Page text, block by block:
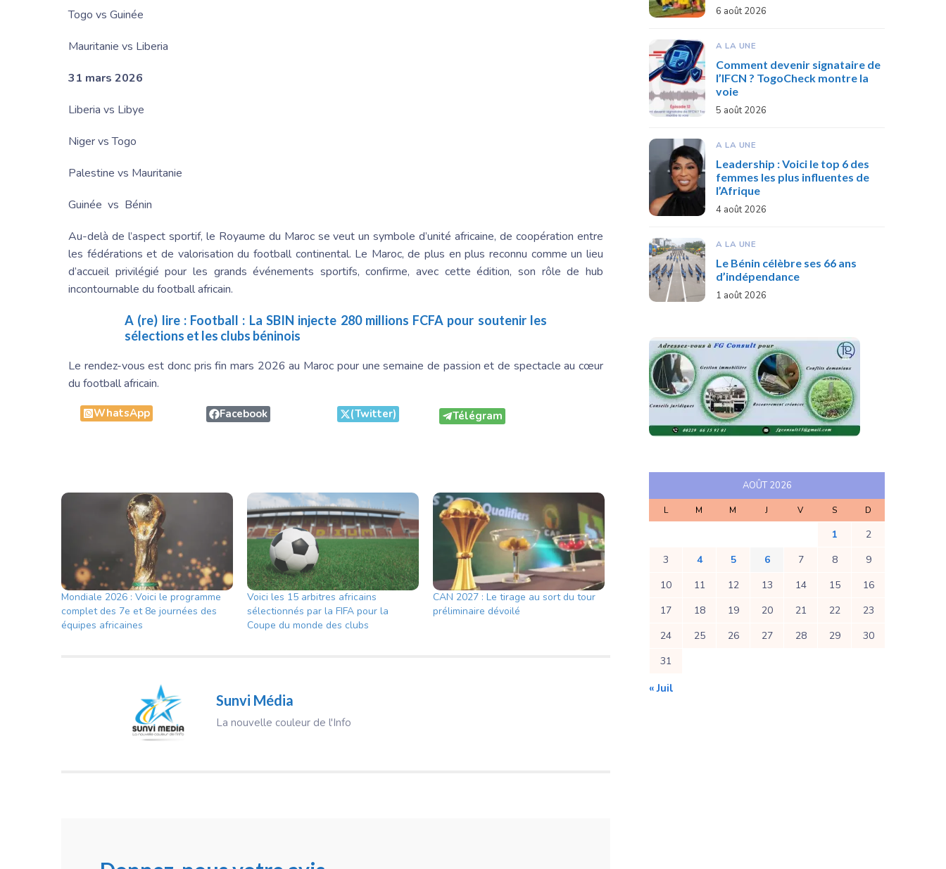
Togo vs Guinée
Mauritanie vs Liberia
31 mars 2026
Liberia vs Libye
Niger vs Togo
Palestine vs Mauritanie
Guinée vs Bénin
Au-delà de l’aspect sportif, le Royaume du Marocse veut un symbole d’unité africaine, de coopération entre
les fédérations et de valorisation du football continental. Le Maroc, de plus en plus reconnu comme un lieu
d’accueil privilégié pour les grands événements sportifs, confirme, avec cette édition, son rôle de hub
incontournable du football africain.
A (re) lire : Football : La SBIN injecte 280 millions FCFA pour soutenir les
sélections et les clubs béninois
Le rendez-vous est donc pris fin mars 2026 au Maroc pour une semaine de passion et de spectacle au cœur
du football africain.
WhatsApp Facebook (Twitter) Télégram
Mondiale 2026 : Voici le programme
complet des 7e et 8e journées des
équipes africaines
Voici les 15 arbitres africains
sélectionnés par la FIFA pour la
Coupe du monde des clubs
CAN 2027 : Le tirage au sort du tour
préliminaire dévoilé
Sunvi Média
La nouvelle couleur de l'Info
6 août 2026
A LA UNE
Comment devenir signataire de
l’IFCN ? TogoCheck montre la
voie
5 août 2026
A LA UNE
Leadership : Voici le top 6 des
femmes les plus influentes de
l’Afrique
4 août 2026
A LA UNE
Le Bénin célèbre ses 66 ans
d’indépendance
1 août 2026
AOÛT 2026
L M M J V S D
1
2
3
4 5 6 7 8
9
10
11 12 13 14 15
16
17
18 19 20 21 22
23
24
25 26 27 28 29
30
31
« Juil